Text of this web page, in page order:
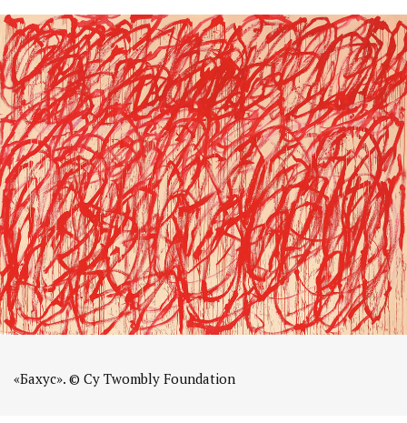
«Бахус». © Cy Twombly Foundation